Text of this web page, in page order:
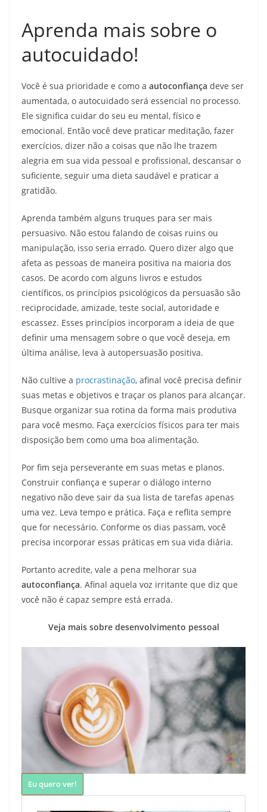
Aprenda mais sobre o
autocuidado!
Você é sua prioridade e como a autoconfiança deve ser
aumentada, o autocuidado será essencial no processo.
Ele significa cuidar do seu eu mental, físico e
emocional. Então você deve praticar meditação, fazer
exercícios, dizer não a coisas que não lhe trazem
alegria em sua vida pessoal e profissional, descansar o
suficiente, seguir uma dieta saudável e praticar a
gratidão.
Aprenda também alguns truques para ser mais
persuasivo. Não estou falando de coisas ruins ou
manipulação, isso seria errado. Quero dizer algo que
afeta as pessoas de maneira positiva na maioria dos
casos. De acordo com alguns livros e estudos
científicos, os princípios psicológicos da persuasão são
reciprocidade, amizade, teste social, autoridade e
escassez. Esses princípios incorporam a ideia de que
definir uma mensagem sobre o que você deseja, em
última análise, leva à autopersuasão positiva.
Não cultive a procrastinação, afinal você precisa definir
suas metas e objetivos e traçar os planos para alcançar.
Busque organizar sua rotina da forma mais produtiva
para você mesmo. Faça exercícios físicos para ter mais
disposição bem como uma boa alimentação.
Por fim seja perseverante em suas metas e planos.
Construir confiança e superar o diálogo interno
negativo não deve sair da sua lista de tarefas apenas
uma vez. Leva tempo e prática. Faça e reflita sempre
que for necessário. Conforme os dias passam, você
precisa incorporar essas práticas em sua vida diária.
Portanto acredite, vale a pena melhorar sua
autoconfiança. Afinal aquela voz irritante que diz que
você não é capaz sempre está errada.
Veja mais sobre desenvolvimento pessoal
Eu quero ver!